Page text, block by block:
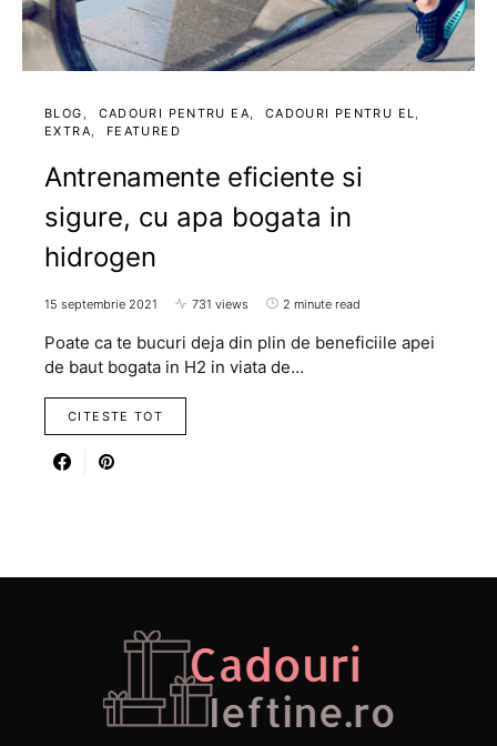
BLOG CADOURI PENTRU EA
CADOURI PENTRU EL
EXTRA
FEATURED
Antrenamente eficiente si
sigure, cu apa bogata in
hidrogen
15 septembrie 2021 731 views 2 minute read
Poate ca te bucuri deja din plin de beneficiile apei
de baut bogata in H2 in viata de…
CITESTE TOT